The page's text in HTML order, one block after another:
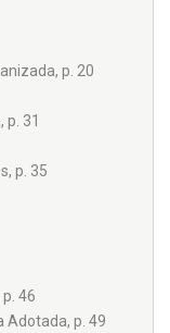
de justiça –
ordem tributária;
gerente público –
para sociólogos,
professores,
temas – ao
ordem tributária;
e ações
contributiva;
carga
desrespeito à
de afro-
p. 20
p. 31
p. 35
46
Adotada, p. 49